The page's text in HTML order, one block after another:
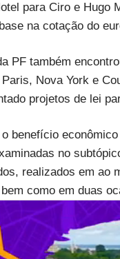
para Ciro e Hugo
na cotação do
PF também
Nova York e
projetos de lei
benefício
no
realizados em ao
como em duas